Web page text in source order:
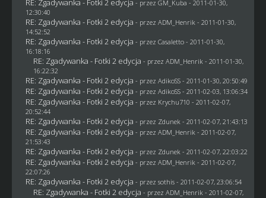
RE: Zgadywanka - Fotki 2 edycja - przez GM_Kuba - 2011-01-30,
12:30:40
RE: Zgadywanka - Fotki 2 edycja - przez ADM_Henrik - 2011-01-30,
14:52:52
RE: Zgadywanka - Fotki 2 edycja - przez Casaletto- 2011-01-30,
16:18:16
RE: Zgadywanka - Fotki 2 edycja - przez ADM_Henrik - 2011-01-30,
16:22:32
RE: Zgadywanka - Fotki 2 edycja - przez AdikoSS - 2011-01-30, 20:50:49
RE: Zgadywanka - Fotki 2 edycja - przez AdikoSS - 2011-02-03, 13:06:34
RE: Zgadywanka - Fotki 2 edycja - przez Krychu710 - 2011-02-07,
20:52:44
RE: Zgadywanka - Fotki 2 edycja - przez Zdunek - 2011-02-07, 21:43:13
RE: Zgadywanka - Fotki 2 edycja - przez ADM_Henrik - 2011-02-07,
21:53:43
RE: Zgadywanka - Fotki 2 edycja - przez Zdunek - 2011-02-07, 22:03:22
RE: Zgadywanka - Fotki 2 edycja - przez ADM_Henrik - 2011-02-07,
22:07:26
RE: Zgadywanka - Fotki 2 edycja - przez sothis- 2011-02-07, 23:06:54
RE: Zgadywanka - Fotki 2 edycja - przez ADM_Henrik - 2011-02-07,